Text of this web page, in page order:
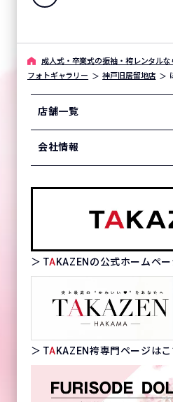
成人式・卒業式の振袖・袴レンタル
フォトギャラリー
神戸旧居留地店
店舗一覧
会社情報
＞ TAKAZENの公式ホームペ
＞ TAKAZEN袴専門ページはこ